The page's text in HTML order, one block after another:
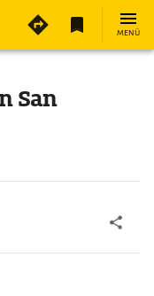
MENÜ
San